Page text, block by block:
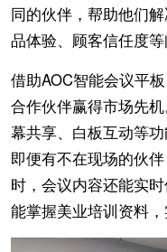
同的伙伴，帮助他们
品体验、顾客信任度等
借助AOC智能会议平
合作伙伴赢得市场先
幕共享、白板互动等
即便有不在现场的伙
时，会议内容还能实
能掌握美业培训资料，